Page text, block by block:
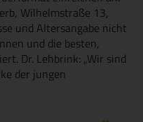
Wilhelmstraße 13,
und Altersangabe nicht
und die besten,
Dr. Lehbrink: „Wir sind
der jungen